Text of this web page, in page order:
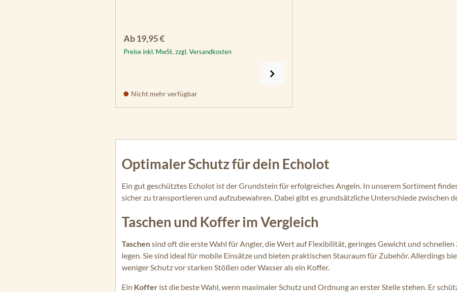
Regulärer Preis:
Ab19,95 €
Preise inkl. MwSt. zzgl. Versandkosten
Nicht mehr verfügbar
Optimaler Schutz für dein Echolot
Ein gut geschütztes Echolot ist der Grundstein für erfolgreiches Angeln. In unserem Sortiment
sicher zu transportieren und aufzubewahren. Dabei gibt es grundsätzliche Unterschiede zwischen
Taschen und Koffer im Vergleich
Taschensind oft die erste Wahl für Angler, die Wert auf Flexibilität, geringes Gewicht und
legen. Sie sind ideal für mobile Einsätze und bieten praktischen Stauraum für Zubehör. Allerdings
weniger Schutz vor starken Stößen oder Wasser als ein Koffer.
Ein Koffer ist die beste Wahl, wenn maximaler Schutz und Ordnung an erster Stelle stehen. Er